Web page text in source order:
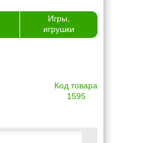
Игры,
игрушки
Код товара
1595